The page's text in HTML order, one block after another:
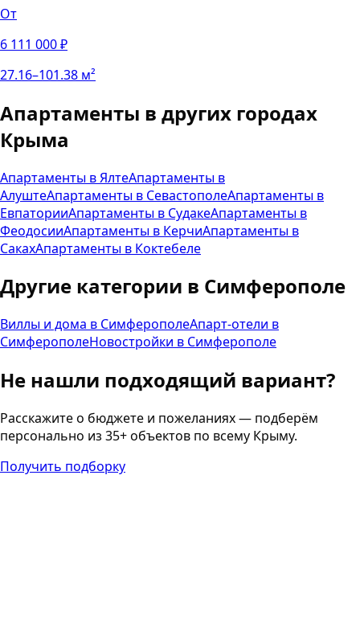
От
6 111 000₽
27.16–101.38 м²
Апартаменты в других городах
Крыма
Апартаменты вЯлтеАпартаменты в
АлуштеАпартаменты в СевастополеАпартаменты в
ЕвпаторииАпартаменты в СудакеАпартаменты в
ФеодосииАпартаменты в КерчиАпартаменты в
СакахАпартаменты в Коктебеле
Другие категории в Симферополе
Виллы и дома в СимферополеАпарт-отели в
СимферополеНовостройки в Симферополе
Не нашли подходящий вариант?
Расскажите о бюджете и пожеланиях — подберём
персонально из 35+ объектов по всему Крыму.
Получить подборку